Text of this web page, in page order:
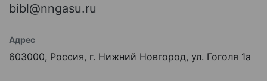
bibl@nngasu.ru
Адрес
603000, Россия, г. Нижний Новгород, ул. Гоголя 1а